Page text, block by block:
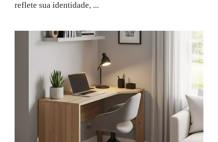
reflete sua identidade, ...